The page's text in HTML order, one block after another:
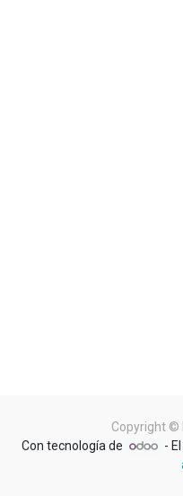
Copyright ©
Con tecnología de
-